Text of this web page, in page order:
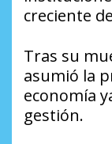
creciente
Tras su
asumió la
economía
gestión.